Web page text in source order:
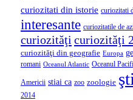
curiozitati din istorie curiozitati
interesante curiozitatile de
curiozităţi curiozităţi
curiozităţi din geografie Europa
romani Oceanul Atlantic Oceanul
Americii stiai ca zoo zoologie
2014